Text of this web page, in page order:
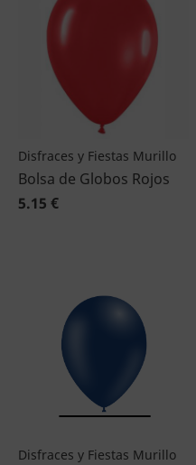
Disfraces y Fiestas Murillo
Bolsa de Globos Rojos
5.15 €
Disfraces y Fiestas Murillo